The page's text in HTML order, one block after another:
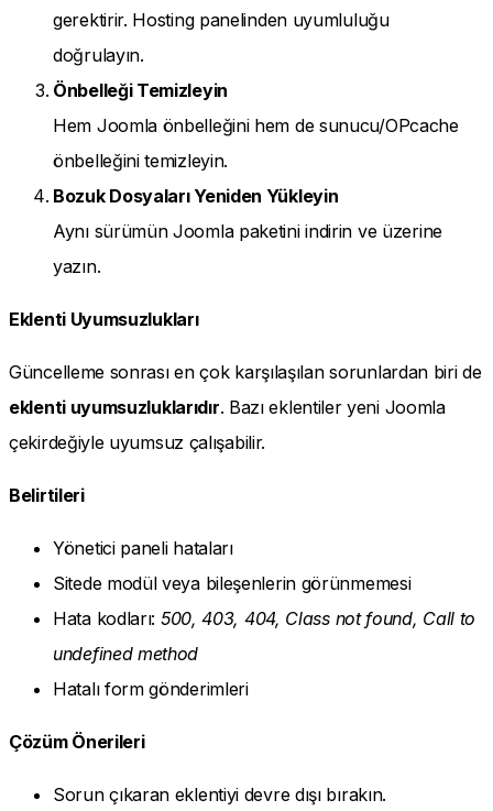
gerektirir. Hosting panelinden uyumluluğu
doğrulayın.
Önbelleği Temizleyin
Hem Joomla önbelleğini hem de sunucu/OPcache
önbelleğini temizleyin.
Bozuk Dosyaları Yeniden Yükleyin
Aynı sürümün Joomla paketini indirin ve üzerine
yazın.
Eklenti Uyumsuzlukları
Güncelleme sonrası en çok karşılaşılan sorunlardan biri de
eklenti uyumsuzluklarıdır. Bazı eklentiler yeni Joomla
çekirdeğiyle uyumsuz çalışabilir.
Belirtileri
Yönetici paneli hataları
Sitede modül veya bileşenlerin görünmemesi
Hata kodları: 500, 403, 404, Class not found, Call to
undefined method
Hatalı form gönderimleri
Çözüm Önerileri
Sorun çıkaran eklentiyi devre dışı bırakın.